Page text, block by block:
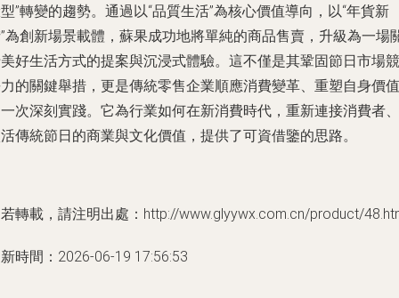
”轉變的趨勢。通過以“品質生活”為核心價值導向，以“年貨新
為創新場景載體，蘇果成功地將單純的商品售賣，升級為一場
好生活方式的提案與沉浸式體驗。這不僅是其鞏固節日市場競
的關鍵舉措，更是傳統零售企業順應消費變革、重塑自身價值
次深刻實踐。它為行業如何在新消費時代，重新連接消費者、
傳統節日的商業與文化價值，提供了可資借鑒的思路。
轉載，請注明出處：http://www.glyywx.com.cn/product/
時間：2026-06-19 17:56:53